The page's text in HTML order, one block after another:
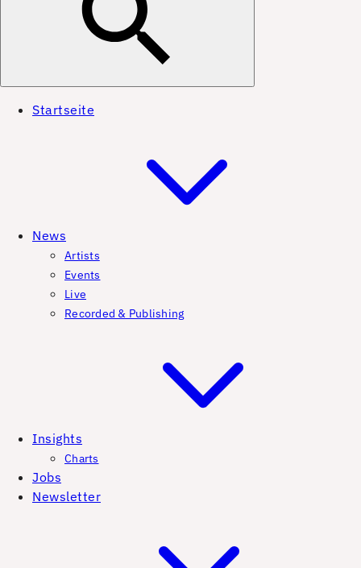
Startseite
News
Artists
Events
Live
Recorded & Publishing
Insights
Charts
Jobs
Newsletter